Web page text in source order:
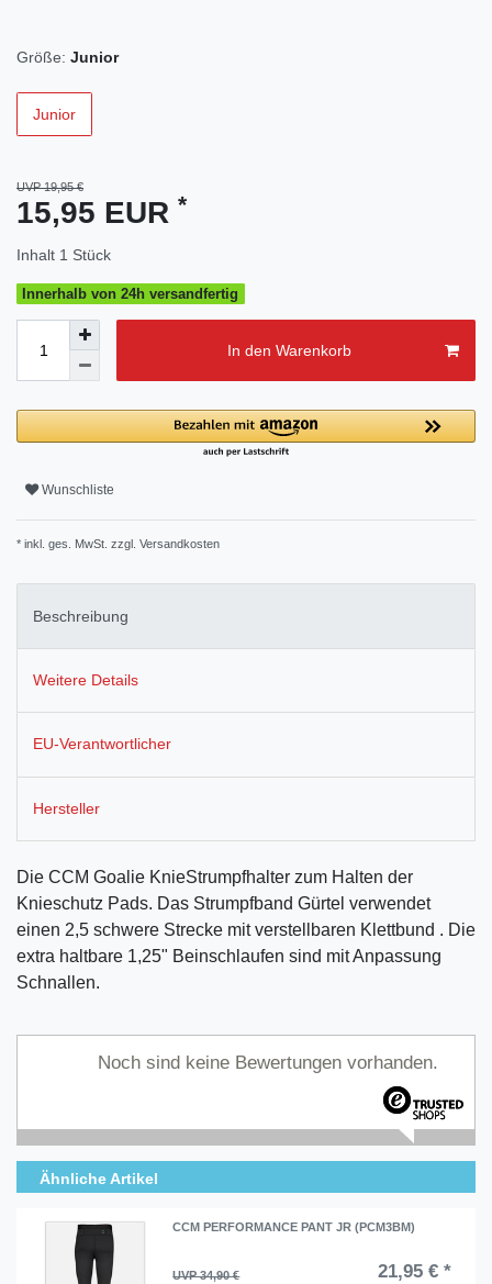
Größe: Junior
Junior
UVP 19,95 €
15,95 EUR *
Inhalt 1 Stück
Innerhalb von 24h versandfertig
In den Warenkorb
Wunschliste
* inkl. ges. MwSt. zzgl. Versandkosten
Beschreibung
Weitere Details
EU-Verantwortlicher
Hersteller
Die CCM Goalie KnieStrumpfhalter zum Halten der
Knieschutz Pads. Das Strumpfband Gürtel verwendet
einen 2,5 schwere Strecke mit verstellbaren Klettbund . Die
extra haltbare 1,25" Beinschlaufen sind mit Anpassung
Schnallen.
Noch sind keine Bewertungen vorhanden.
Ähnliche Artikel
CCM PERFORMANCE PANT JR (PCM3BM)
UVP 34,90 € 21,95 € *